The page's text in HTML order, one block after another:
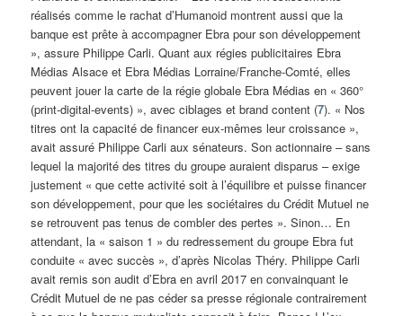
réalisés comme le rachat d’Humanoid montrent aussi que la
banque est prête à accompagner Ebra pour son développement
», assure Philippe Carli. Quant aux régies publicitaires Ebra
Médias Alsace et Ebra Médias Lorraine/Franche-Comté, elles
peuvent jouer la carte de la régie globale Ebra Médias en « 360°
(print-digital-events) », avec ciblages et brand content (7). « Nos
titres ont la capacité de financer eux-mêmes leur croissance »,
avait assuré Philippe Carli aux sénateurs. Son actionnaire – sans
lequel la majorité des titres du groupe auraient disparus – exige
justement « que cette activité soit à l’équilibre et puisse financer
son développement, pour que les sociétaires du Crédit Mutuel ne
se retrouvent pas tenus de combler des pertes ». Sinon… En
attendant, la « saison 1 » du redressement du groupe Ebra fut
conduite « avec succès », d’après Nicolas Théry. Philippe Carli
avait remis son audit d’Ebra en avril 2017 en convainquant le
Crédit Mutuel de ne pas céder sa presse régionale contrairement